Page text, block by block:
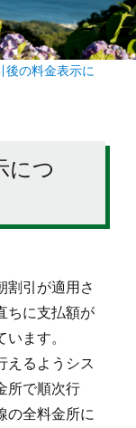
後の料金表示に
につ
割引が適用さ
ちに支払額が
ます。
えるようシス
所で順次行
の全料金所に